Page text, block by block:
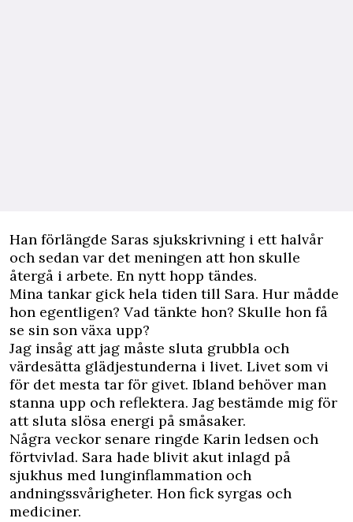
Han förlängde Saras sjukskrivning i ett halvår
och sedan var det meningen att hon skulle
återgå i arbete. En nytt hopp tändes.
Mina tankar gick hela tiden till Sara. Hur mådde
hon egentligen? Vad tänkte hon? Skulle hon få
se sin son växa upp?
Jag insåg att jag måste sluta grubbla och
värdesätta glädjestunderna i livet. Livet som vi
för det mesta tar för givet. Ibland behöver man
stanna upp och reflektera. Jag bestämde mig för
att sluta slösa energi på småsaker.
Några veckor senare ringde Karin ledsen och
förtvivlad. Sara hade blivit akut inlagd på
sjukhus med lunginflammation och
andningssvårigheter. Hon fick syrgas och
mediciner.